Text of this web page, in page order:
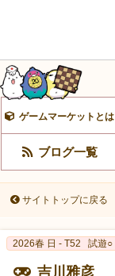
ゲームマーケットとは
ブログ一覧
サイトトップに戻る
2026春 日 - T52 試遊○
吉川雅彦